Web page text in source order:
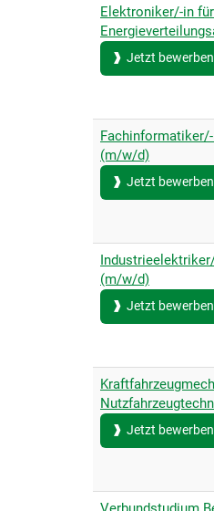
Elektroniker/-in für
Jetzt bewerben
(m/w/d)
Jetzt bewerben
(m/w/d)
Jetzt bewerben
Jetzt bewerben